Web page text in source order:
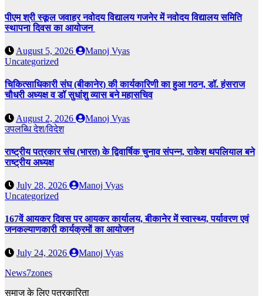
पीएम श्री स्कूल जवाहर नवोदय विद्यालय गजनेर में नवोदय विद्यालय समिति
स्थापना दिवस का आयोजन
August 5, 2026
Manoj Vyas
Uncategorized
चिकित्साधिकारी संघ (बीकानेर) की कार्यकारिणी का हुआ गठन, डॉ. हंसराज
चौधरी अध्यक्ष व डॉ सुधांशु व्यास बने महासचिव
August 2, 2026
Manoj Vyas
उपलब्धिदेश/विदेश
राष्ट्रीय पत्रकार संघ (भारत) के द्विवार्षिक चुनाव संपन्न, राकेश थपलियाल बने
राष्ट्रीय अध्यक्ष
July 28, 2026
Manoj Vyas
Uncategorized
167वें आयकर दिवस पर आयकर कार्यालय, बीकानेर में स्वास्थ्य, पर्यावरण एवं
जनकल्याणकारी कार्यक्रमों का आयोजन
July 24, 2026
Manoj Vyas
News7zones
समाज के लिए पत्रकारिता